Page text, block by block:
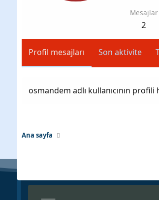
Mesajlar
2
Profil mesajları Son aktivite
osmandem adlı kullanıcının
Ana sayfa